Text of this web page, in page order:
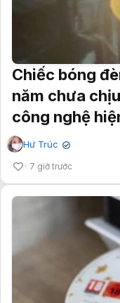
Chiếc bóng
năm chưa
công nghệ
Hư Trúc ✔
7 giờ trước